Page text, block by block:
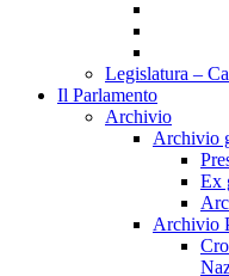
Legislatura –
Il Parlamento
Archivio
Archivio
Ex
Archivio